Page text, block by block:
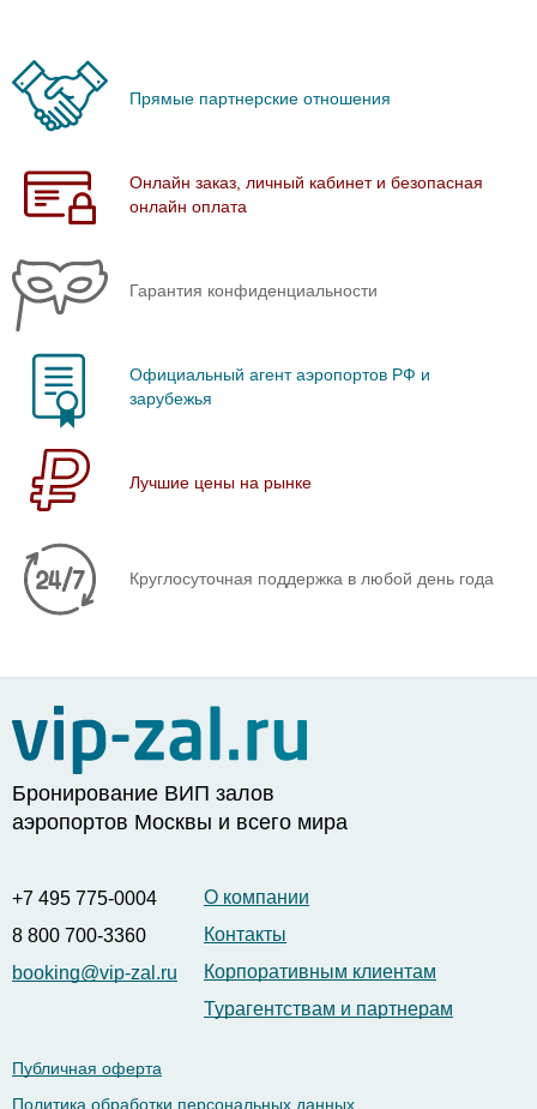
Прямые партнерские отношения
Онлайн заказ, личный кабинет и безопасная
онлайн оплата
Гарантия конфиденциальности
Официальный агент аэропортов РФ и
зарубежья
Лучшие цены на рынке
Круглосуточная поддержка в любой день года
Бронирование ВИП залов
аэропортов Москвы и всего мира
+7 495 775-0004
8 800 700-3360
booking@vip-zal.ru
О компании
Контакты
Корпоративным клиентам
Турагентствам и партнерам
Публичная оферта
Политика обработки персональных данных